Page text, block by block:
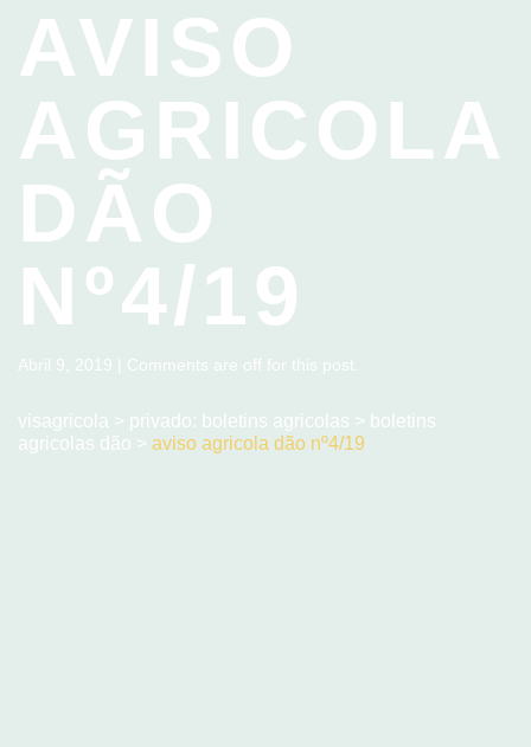
AVISO
AGRICOLA
DÃO
Nº4/19
Abril 9, 2019 | Comments are off for this post.
visagricola > privado: boletins agricolas > boletins
agricolas dão > aviso agricola dão nº4/19